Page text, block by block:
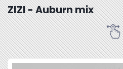
ZIZI - Auburn mix